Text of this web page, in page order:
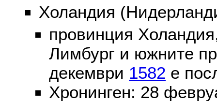
Холандия
провинция
Лимбург и южните
декември 1582 е
Хронинген: 28